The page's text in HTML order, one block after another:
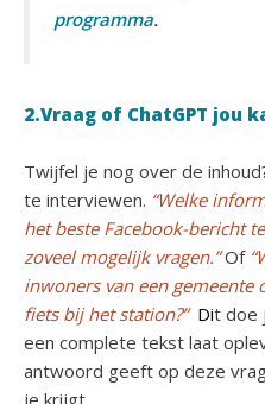
programma.
2.Vraag of ChatGPT jou
Twijfel je nog over de
te interviewen. “Welke
het beste Facebook-bericht
zoveel mogelijk vragen.”Of
inwoners van een gemeente
fiets bij het station?” Dit doe
een complete tekst laat
antwoord geeft op deze
je krijgt.